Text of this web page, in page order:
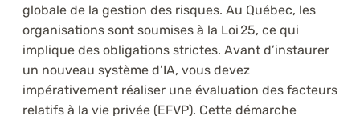
globale de la gestion des risques. Au Québec, les
organisations sont soumises à la Loi 25, ce qui
implique des obligations strictes. Avant d’instaurer
un nouveau système d’IA, vous devez
impérativement réaliser une évaluation des facteurs
relatifs à la vie privée (EFVP). Cette démarche